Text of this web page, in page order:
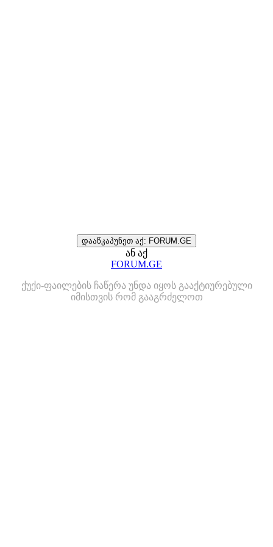
დააწკაპუნეთ აქ: FORUM.GE
ან აქ
FORUM.GE
ქუქი-ფაილების ჩაწერა უნდა იყოს გააქტიურებული
იმისთვის რომ გააგრძელოთ